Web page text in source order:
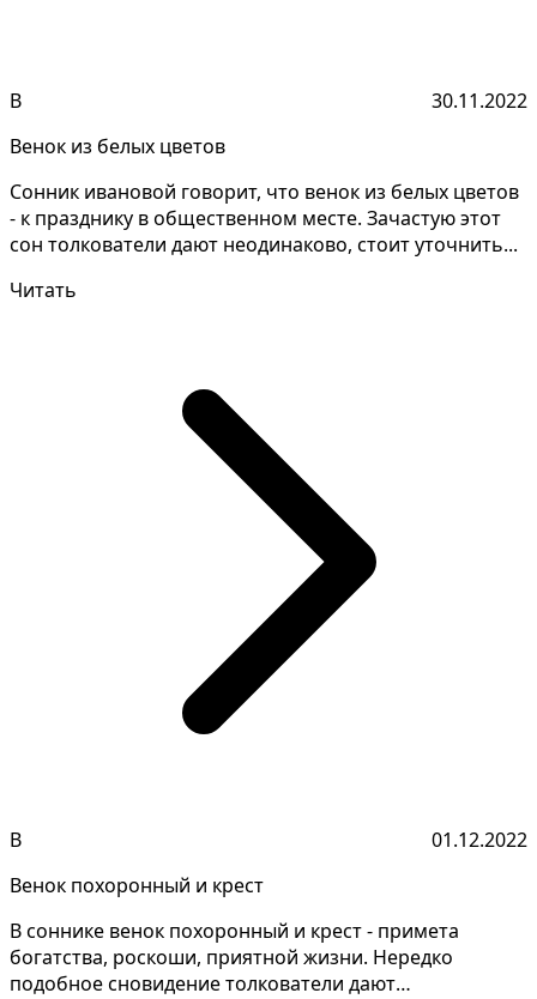
В
30.11.2022
Венок из белых цветов
Сонник ивановой говорит, что венок из белых цветов
- к празднику в общественном месте. Зачастую этот
сон толкователи дают неодинаково, стоит уточнить...
Читать
В
01.12.2022
Венок похоронный и крест
В соннике венок похоронный и крест - примета
богатства, роскоши, приятной жизни. Нередко
подобное сновидение толкователи дают